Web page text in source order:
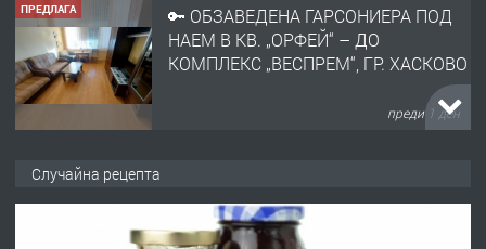
ПРЕДЛАГА
🔑 ОБЗАВЕДЕНА ГАРСОНИЕРА ПОД
НАЕМ В КВ. „ОРФЕЙ“ – ДО
КОМПЛЕКС „ВЕСПРЕМ“, ГР. ХАСКОВО
преди 1 ден
АПАРТАМЕНТ В ЦЕНТЪРА НА ГР.
ХАСКОВО
Случайна рецепта